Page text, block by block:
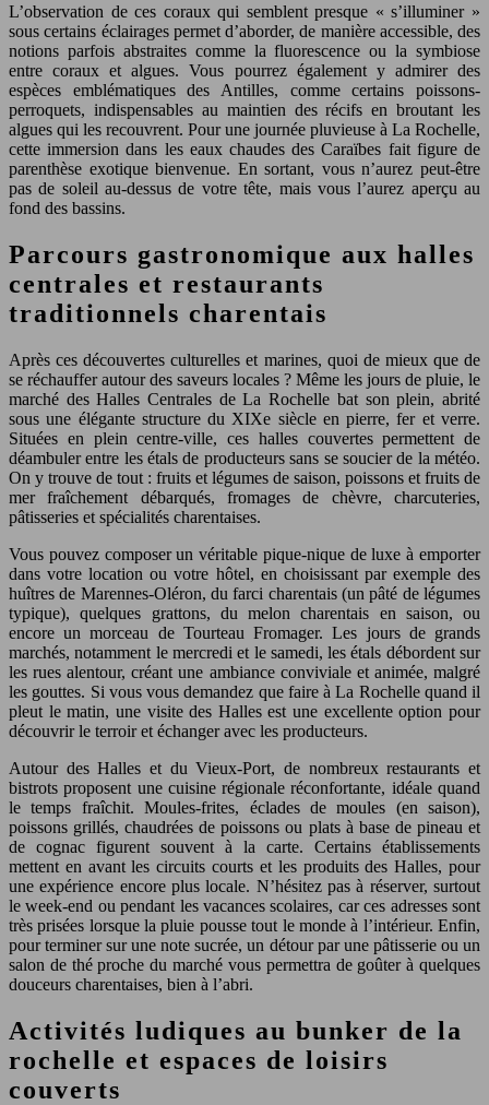
L’observation de ces coraux qui semblent presque « s’illuminer »
sous certains éclairages permet d’aborder, de manière accessible, des
notions parfois abstraites comme la fluorescence ou la symbiose
entre coraux et algues. Vous pourrez également y admirer des
espèces emblématiques des Antilles, comme certains poissons-
perroquets, indispensables au maintien des récifs en broutant les
algues qui les recouvrent. Pour une journée pluvieuse à La Rochelle,
cette immersion dans les eaux chaudes des Caraïbes fait figure de
parenthèse exotique bienvenue. En sortant, vous n’aurez peut-être
pas de soleil au-dessus de votre tête, mais vous l’aurez aperçu au
fond des bassins.
Parcours gastronomique aux halles
centrales et restaurants
traditionnels charentais
Après ces découvertes culturelles et marines, quoi de mieux que de
se réchauffer autour des saveurs locales ? Même les jours de pluie, le
marché des Halles Centrales de La Rochelle bat son plein, abrité
sous une élégante structure du XIXe siècle en pierre, fer et verre.
Situées en plein centre-ville, ces halles couvertes permettent de
déambuler entre les étals de producteurs sans se soucier de la météo.
On y trouve de tout : fruits et légumes de saison, poissons et fruits de
mer fraîchement débarqués, fromages de chèvre, charcuteries,
pâtisseries et spécialités charentaises.
Vous pouvez composer un véritable pique-nique de luxe à emporter
dans votre location ou votre hôtel, en choisissant par exemple des
huîtres de Marennes-Oléron, du farci charentais (un pâté de légumes
typique), quelques grattons, du melon charentais en saison, ou
encore un morceau de Tourteau Fromager. Les jours de grands
marchés, notamment le mercredi et le samedi, les étals débordent sur
les rues alentour, créant une ambiance conviviale et animée, malgré
les gouttes. Si vous vous demandez que faire à La Rochelle quand il
pleut le matin, une visite des Halles est une excellente option pour
découvrir le terroir et échanger avec les producteurs.
Autour des Halles et du Vieux-Port, de nombreux restaurants et
bistrots proposent une cuisine régionale réconfortante, idéale quand
le temps fraîchit. Moules-frites, éclades de moules (en saison),
poissons grillés, chaudrées de poissons ou plats à base de pineau et
de cognac figurent souvent à la carte. Certains établissements
mettent en avant les circuits courts et les produits des Halles, pour
une expérience encore plus locale. N’hésitez pas à réserver, surtout
le week-end ou pendant les vacances scolaires, car ces adresses sont
très prisées lorsque la pluie pousse tout le monde à l’intérieur. Enfin,
pour terminer sur une note sucrée, un détour par une pâtisserie ou un
salon de thé proche du marché vous permettra de goûter à quelques
douceurs charentaises, bien à l’abri.
Activités ludiques au bunker de la
rochelle et espaces de loisirs
couverts